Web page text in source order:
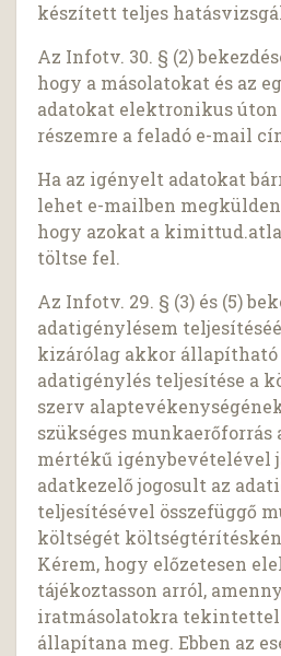
készített teljes
Az Infotv. 30. § (2)
hogy a másolatokat és az
adatokat elektronikus úton
részemre a feladó e-mail
Ha az igényelt adatokat
lehet e-mailben
hogy azokat a
töltse fel.
Az Infotv. 29. § (3) és (5)
adatigénylésem
kizárólag akkor állapítható
adatigénylés teljesítése a
szerv
szükséges munkaerőforrás
mértékű igénybevételével
adatkezelő jogosult az
teljesítésével összefüggő
költségét
Kérem, hogy előzetesen
tájékoztasson arról,
iratmásolatokra
állapítana meg. Ebben az